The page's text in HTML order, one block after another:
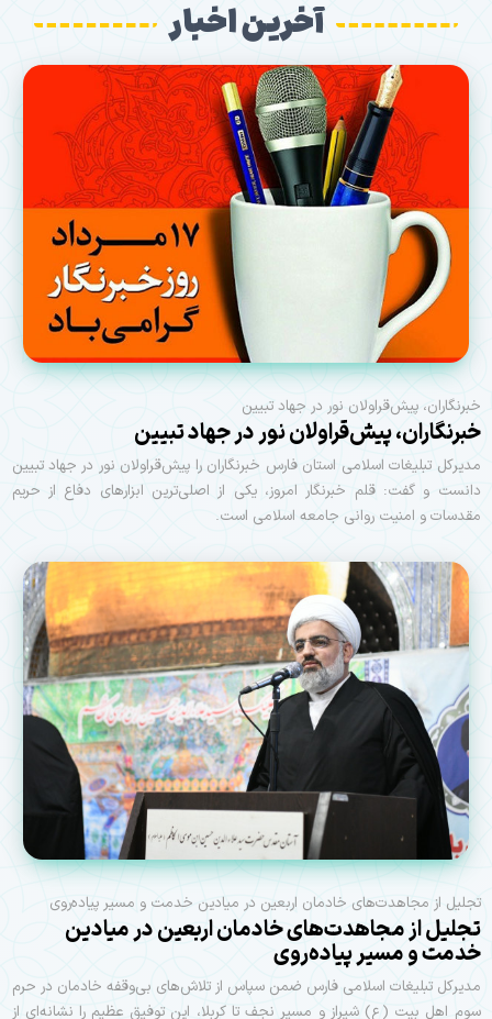
آخرین اخبار
خبرنگاران، پیش‌قراولان نور در جهاد تبیین
خبرنگاران، پیش‌قراولان نور در جهاد تبیین
مدیرکل تبلیغات اسلامی استان فارس خبرنگاران را پیش‌قراولان نور در جهاد تبیین
دانست و گفت: قلم خبرنگار امروز، یکی از اصلی‌ترین ابزارهای دفاع از حریم
مقدسات و امنیت روانی جامعه اسلامی است.
تجلیل از مجاهدت‌های خادمان اربعین در میادین خدمت و مسیر پیاده‌روی
تجلیل از مجاهدت‌های خادمان اربعین در میادین
خدمت و مسیر پیاده‌روی
مدیرکل تبلیغات اسلامی فارس ضمن سپاس از تلاش‌های بی‌وقفه خادمان در حرم
سوم اهل بیت (ع) شیراز و مسیر نجف تا کربلا، این توفیق عظیم را نشانه‌ای از